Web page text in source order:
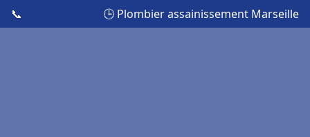
📞 🕒 Plombier assainissement Marseille